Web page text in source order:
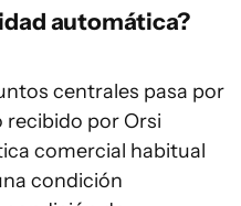
automática?
centrales pasa por
por Orsi
comercial habitual
condición